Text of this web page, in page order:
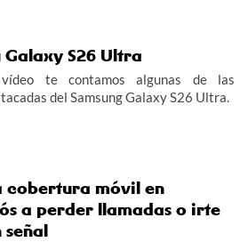
Galaxy S26 Ultra
te contamos algunas de las
del Samsung Galaxy S26 Ultra.
cobertura móvil en
a perder llamadas o irte